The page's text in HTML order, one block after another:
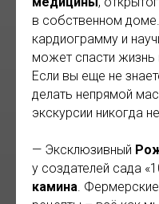
в собственном
кардиограмму и
может спасти
Если вы еще не
делать непрямой
экскурсии никогда
— Эксклюзивный
у создателей сада
камина.